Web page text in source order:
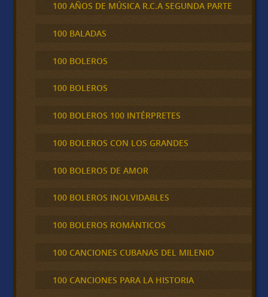
100 AÑOS DE MÚSICA R.C.A SEGUNDA PARTE
100 BALADAS
100 BOLEROS
100 BOLEROS
100 BOLEROS 100 INTÉRPRETES
100 BOLEROS CON LOS GRANDES
100 BOLEROS DE AMOR
100 BOLEROS INOLVIDABLES
100 BOLEROS ROMÁNTICOS
100 CANCIONES CUBANAS DEL MILENIO
100 CANCIONES PARA LA HISTORIA